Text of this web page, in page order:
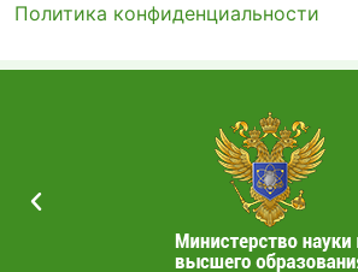
Политика конфиденциальности